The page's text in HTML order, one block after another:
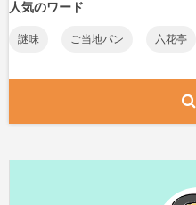
人気のワード
謎味 ご当地パン 六花亭